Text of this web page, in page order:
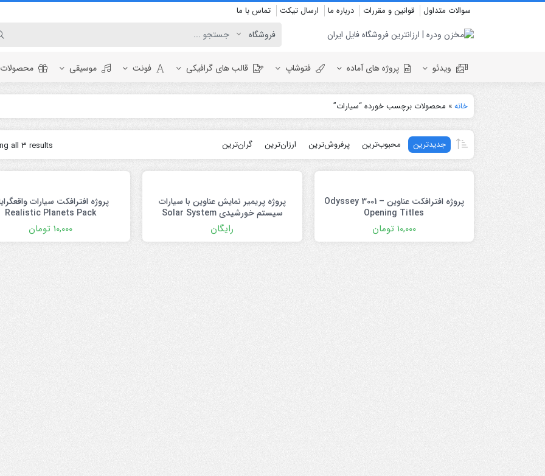
سوالات متداول قوانین و مقررات درباره ما ارسال تیکت تماس با ما
ویدئو پروژه های آماده
نمایش لوگو
عروسی
اسلایدشو
افتتاحیه
اینفوگرافیک
المنت
نمایش لوگو
افتتاحیه
برودکست
اینفوگرافیک
تبلیغات محصول
نمایش ویدئو
فتوشاپ قالب های گرافیکی فونت موسیقی محصولات
خانه» محصولات برچسب خورده “سیارات”
جدیدترین محبوب‌ترین پرفروش‌ترین ارزان‌ترین گران‌ترین all 3 results
پروژه افترافکت عناوین Odyssey 3001 –
Opening Titles
10,000 تومان
پروژه پریمیر نمایش عناوین با سیارات
سیستم خورشیدی Solar System
Titles
رایگان
پروژه افترافکت سیارات
Realistic Planets Pack
10,000 تومان